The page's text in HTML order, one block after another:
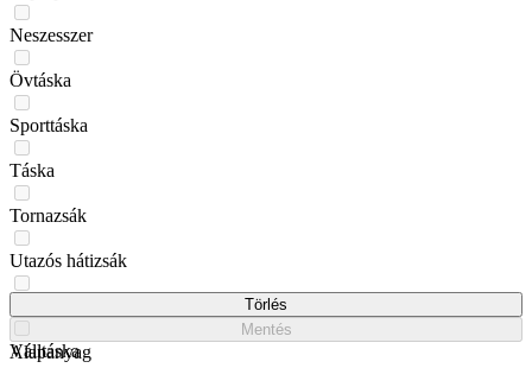
Neszesszer
Övtáska
Sporttáska
Táska
Tornazsák
Utazós hátizsák
Válltáska
Törlés
Mentés
Alapanyag